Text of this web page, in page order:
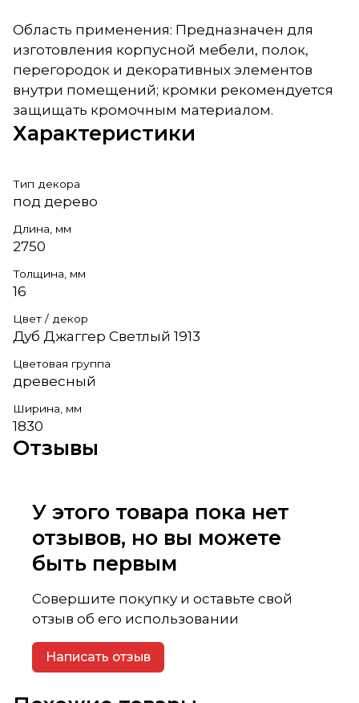
Область применения: Предназначен для
изготовления корпусной мебели, полок,
перегородок и декоративных элементов
внутри помещений; кромки рекомендуется
защищать кромочным материалом.
Характеристики
Тип декора
под дерево
Длина, мм
2750
Толщина, мм
16
Цвет / декор
Дуб Джаггер Светлый 1913
Цветовая группа
древесный
Ширина, мм
1830
Отзывы
У этого товара пока нет
отзывов, но вы можете
быть первым
Совершите покупку и оставьте свой
отзыв об его использовании
Написать отзыв